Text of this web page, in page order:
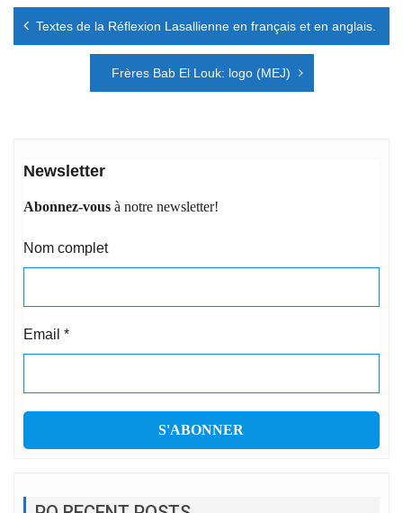
Navigation
Textes de la Réflexion Lasallienne en français et en anglais.
Frères Bab El Louk: logo (MEJ)
Newsletter
Abonnez-vous à notre newsletter!
Nom complet
Email *